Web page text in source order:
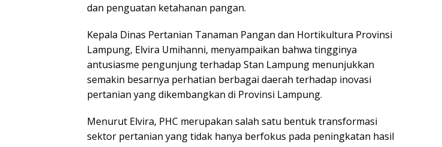
dan penguatan ketahanan pangan.
Kepala Dinas Pertanian Tanaman Pangan dan Hortikultura Provinsi
Lampung, Elvira Umihanni, menyampaikan bahwa tingginya
antusiasme pengunjung terhadap Stan Lampung menunjukkan
semakin besarnya perhatian berbagai daerah terhadap inovasi
pertanian yang dikembangkan di Provinsi Lampung.
Menurut Elvira, PHC merupakan salah satu bentuk transformasi
sektor pertanian yang tidak hanya berfokus pada peningkatan hasil